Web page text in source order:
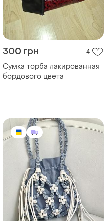
300 грн 4
Сумка торба лакированная
бордового цвета